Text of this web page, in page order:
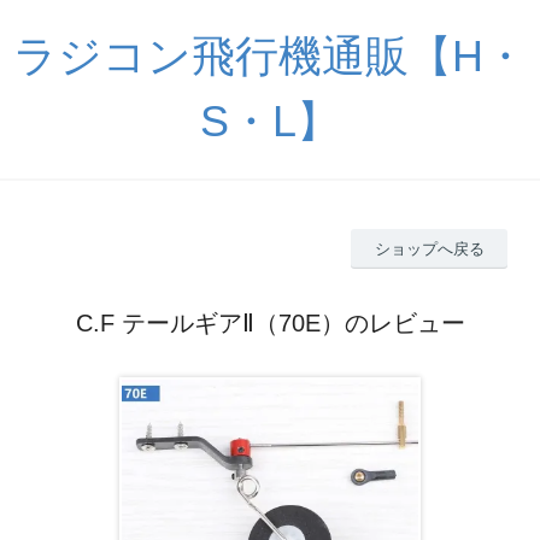
ラジコン飛行機通販【H・
S・L】
ショップへ戻る
C.F テールギアⅡ（70E）のレビュー